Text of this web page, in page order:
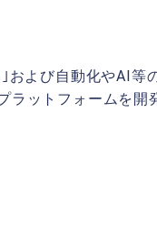
および自動化やAI等
ラットフォームを開